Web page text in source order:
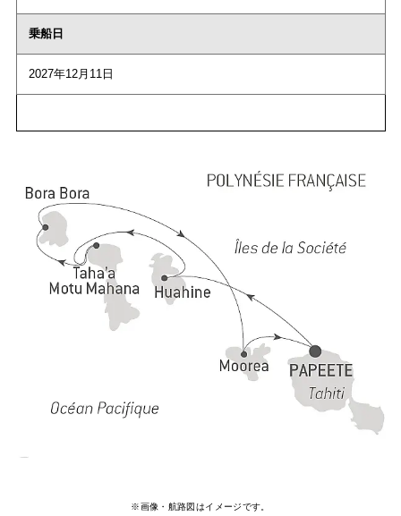
乗船日
2027年12月11日
※画像・航路図はイメージです。